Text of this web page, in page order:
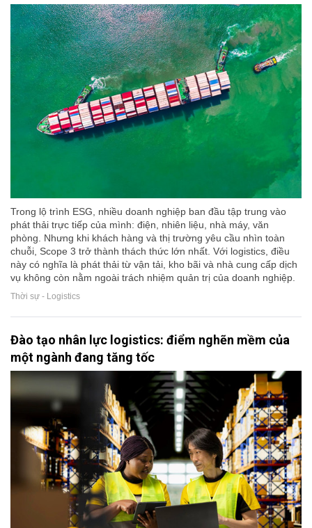
Trong lộ trình ESG, nhiều doanh nghiệp ban đầu tập trung vào
phát thải trực tiếp của mình: điện, nhiên liệu, nhà máy, văn
phòng. Nhưng khi khách hàng và thị trường yêu cầu nhìn toàn
chuỗi, Scope 3 trở thành thách thức lớn nhất. Với logistics, điều
này có nghĩa là phát thải từ vận tải, kho bãi và nhà cung cấp dịch
vụ không còn nằm ngoài trách nhiệm quản trị của doanh nghiệp.
Thời sự - Logistics
Đào tạo nhân lực logistics: điểm nghẽn mềm của
một ngành đang tăng tốc